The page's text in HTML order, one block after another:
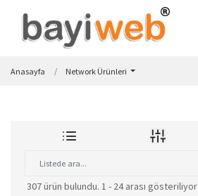
Anasayfa Network Ürünleri
307 ürün bulundu. 1 - 24 arası gösteriliyor